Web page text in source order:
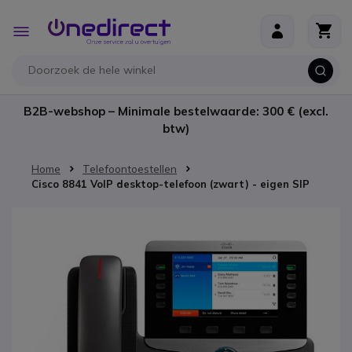
Toggle
Nav
B2B-webshop – Minimale bestelwaarde: 300 € (excl.
btw)
Home
Telefoontoestellen
Cisco 8841 VoIP desktop-telefoon (zwart) - eigen SIP